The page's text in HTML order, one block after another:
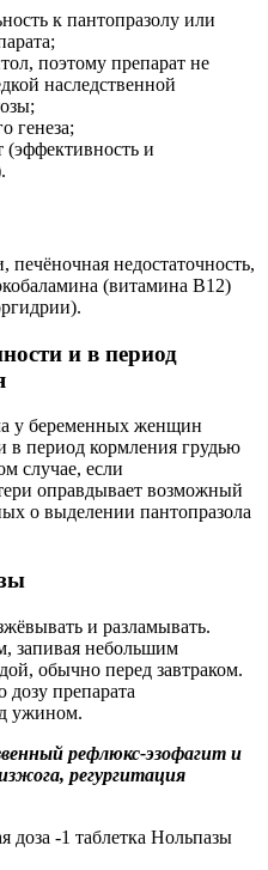
к пантопразолу или
поэтому препарат не
наследственной
генеза;
(эффективность и
печёночная недостаточность,
(витамина B12)
и в период
у беременных женщин
в период кормления грудью
случае, если
оправдывает возможный
о выделении пантопразола
и разламывать.
запивая небольшим
обычно перед завтраком.
препарата
ужином.
рефлюкс-эзофагит и
регургитация
доза -1 таблетка Нольпазы